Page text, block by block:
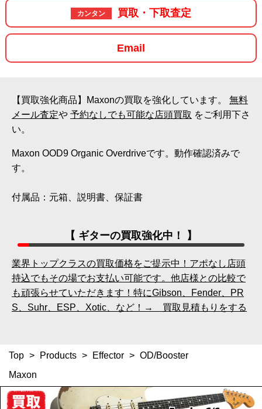
カンタン 買取・下取査定
Email
【買取強化商品】Maxonの買取を強化しています。 無料
メール査定や 予約なしでも可能な店頭買取 をご利用下さ
い。
Maxon OOD9 Organic Overdriveです。動作確認済みで
す。
付属品：元箱、説明書、保証書
【 ギターの買取強化中！ 】
業界トップクラスの買取価格をご提示中！アポなし店頭
持込でもその場でお支払い可能です。他店様との比較で
も頑張らせていただきます！特にGibson、Fender、PR
S、Suhr、ESP、Xotic、など！→ 買取見積もりをする
Top > Products > Effector > OD/Booster
Maxon